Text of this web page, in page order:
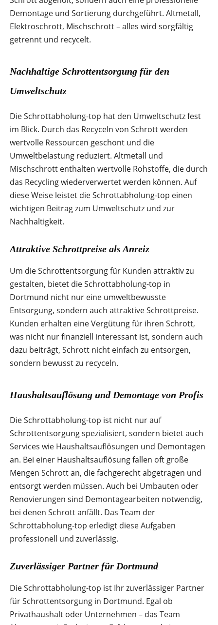
Demontage und Sortierung durchgeführt. Altmetall,
Elektroschrott, Mischschrott – alles wird sorgfältig
getrennt und recycelt.
Nachhaltige Schrottentsorgung für den
Umweltschutz
Die Schrottabholung-top hat den Umweltschutz fest
im Blick. Durch das Recyceln von Schrott werden
wertvolle Ressourcen geschont und die
Umweltbelastung reduziert. Altmetall und
Mischschrott enthalten wertvolle Rohstoffe, die durch
das Recycling wiederverwertet werden können. Auf
diese Weise leistet die Schrottabholung-top einen
wichtigen Beitrag zum Umweltschutz und zur
Nachhaltigkeit.
Attraktive Schrottpreise als Anreiz
Um die Schrottentsorgung für Kunden attraktiv zu
gestalten, bietet die Schrottabholung-top in
Dortmund nicht nur eine umweltbewusste
Entsorgung, sondern auch attraktive Schrottpreise.
Kunden erhalten eine Vergütung für ihren Schrott,
was nicht nur finanziell interessant ist, sondern auch
dazu beiträgt, Schrott nicht einfach zu entsorgen,
sondern bewusst zu recyceln.
Haushaltsauflösung und Demontage von Profis
Die Schrottabholung-top ist nicht nur auf
Schrottentsorgung spezialisiert, sondern bietet auch
Services wie Haushaltsauflösungen und Demontagen
an. Bei einer Haushaltsauflösung fallen oft große
Mengen Schrott an, die fachgerecht abgetragen und
entsorgt werden müssen. Auch bei Umbauten oder
Renovierungen sind Demontagearbeiten notwendig,
bei denen Schrott anfällt. Das Team der
Schrottabholung-top erledigt diese Aufgaben
professionell und zuverlässig.
Zuverlässiger Partner für Dortmund
Die Schrottabholung-top ist Ihr zuverlässiger Partner
für Schrottentsorgung in Dortmund. Egal ob
Privathaushalt oder Unternehmen – das Team